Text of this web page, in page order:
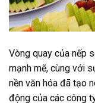
Vòng quay của nếp
mạnh mẽ, cùng với
nền văn hóa đã tạo
động của các công